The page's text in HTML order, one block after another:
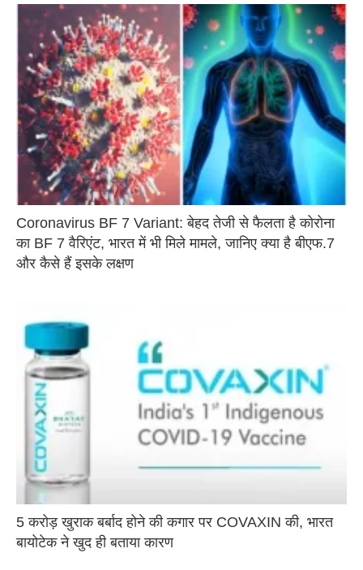
Coronavirus BF 7 Variant: बेहद तेजी से फैलता है कोरोना
का BF 7 वैरिएंट, भारत में भी मिले मामले, जानिए क्या है बीएफ.7
और कैसे हैं इसके लक्षण
5 करोड़ खुराक बर्बाद होने की कगार पर COVAXIN की, भारत
बायोटेक ने खुद ही बताया कारण